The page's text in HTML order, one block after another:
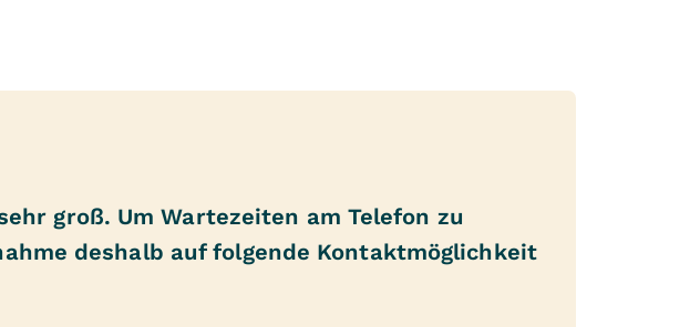
groß. Um Wartezeiten am Telefon zu
deshalb auf folgende Kontaktmöglichkeit